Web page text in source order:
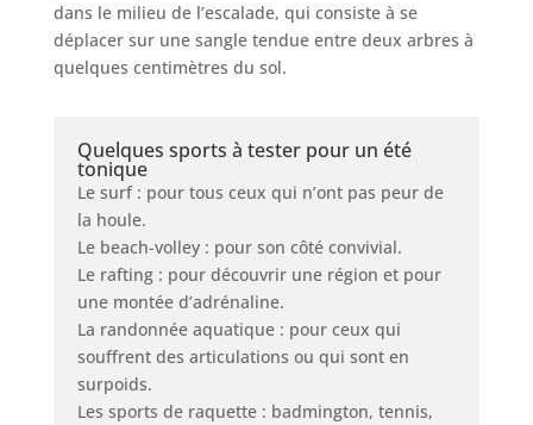
dans le milieu de l’escalade, qui consiste à se
déplacer sur une sangle tendue entre deux arbres à
quelques centimètres du sol.
Quelques sports à tester pour un été
tonique
Le surf : pour tous ceux qui n’ont pas peur de
la houle.
Le beach-volley : pour son côté convivial.
Le rafting : pour découvrir une région et pour
une montée d’adrénaline.
La randonnée aquatique : pour ceux qui
souffrent des articulations ou qui sont en
surpoids.
Les sports de raquette : badmington, tennis,